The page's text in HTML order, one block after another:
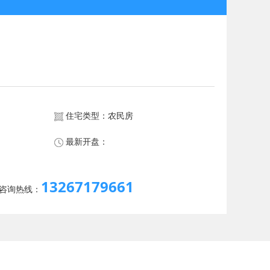
住宅类型：农民房
最新开盘：
询热线： 13267179661